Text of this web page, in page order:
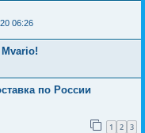
06:26
по России
1 2 3